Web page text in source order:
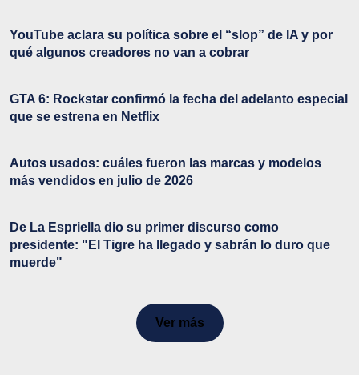
YouTube aclara su política sobre el “slop” de IA y por
qué algunos creadores no van a cobrar
GTA 6: Rockstar confirmó la fecha del adelanto especial
que se estrena en Netflix
Autos usados: cuáles fueron las marcas y modelos
más vendidos en julio de 2026
De La Espriella dio su primer discurso como
presidente: "El Tigre ha llegado y sabrán lo duro que
muerde"
Ver más